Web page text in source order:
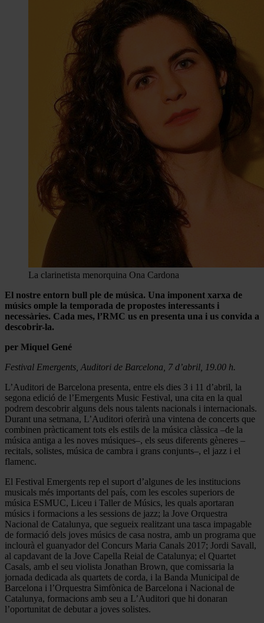
La clarinetista menorquina Ona Cardona
El nostre entorn bull ple de música. Una imponent xarxa de
músics omple la temporada de propostes interessants i
necessàries. Cada mes, l’RMC us en presenta una i us convida a
descobrir-la.
per Miquel Gené
Festival Emergents, Auditori de Barcelona, 7 d’abril, 19.00 h.
L’Auditori de Barcelona presenta, entre els dies 3 i 11 d’abril, la
segona edició de l’Emergents Music Festival, una cita en la qual
podrem descobrir alguns dels nous talents nacionals i internacionals.
Durant una setmana, L’Auditori oferirà una vintena de concerts que
combinen pràcticament tots els estils de la música clàssica –de la
música antiga a les noves músiques–, els seus diferents gèneres –
recitals, solistes, música de cambra i grans conjunts–, el jazz i el
flamenc.
El Festival Emergents rep el suport d’algunes de les institucions
musicals més importants del país, com les escoles superiors de
música ESMUC, Liceu i Taller de Músics, les quals aportaran
músics i formacions a les sessions de jazz; la Jove Orquestra
Nacional de Catalunya, que segueix realitzant una tasca impagable
de formació dels joves músics de casa nostra, amb un programa que
inclourà el guanyador del Concurs Maria Canals 2017; Jordi Savall,
al capdavant de la Jove Capella Reial de Catalunya; el Quartet
Casals, amb el seu violista Jonathan Brown, que comissaria la
jornada dedicada als quartets de corda, i la Banda Municipal de
Barcelona i l’Orquestra Simfònica de Barcelona i Nacional de
Catalunya, formacions amb seu a L’Auditori que hi donaran
l’oportunitat de debutar a joves solistes.